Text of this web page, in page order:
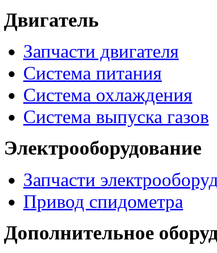
Двигатель
Запчасти двигателя
Система питания
Система охлаждения
Система выпуска газов
Электрооборудование
Запчасти
Привод спидометра
Дополнительное